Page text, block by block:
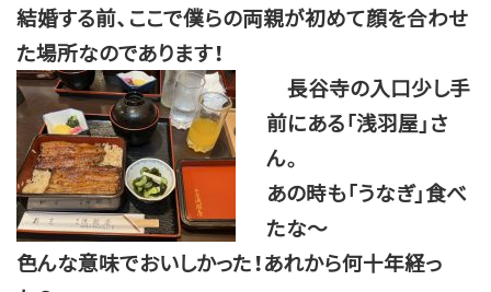
結婚する前、ここで僕らの両親が初めて顔を合わせ
た場所なのであります！
長谷寺の入口少し手
前にある「浅羽屋」さ
ん。
あの時も「うなぎ」食べ
たな～
色んな意味でおいしかった！あれから何十年経っ